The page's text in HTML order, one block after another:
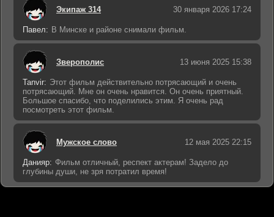
Экипаж 314 30 января 2026 17:24
Павел: В Минске и районе снимали фильм.
Зверополис 13 июня 2025 15:38
Tanvir: Этот фильм действительно потрясающий и очень
потрясающий. Мне он очень нравится. Он очень приятный.
Большое спасибо, что поделились этим. Я очень рад
посмотреть этот фильм.
Мужское слово 12 мая 2025 22:15
Данияр: Фильм отличный, респект актерам! Задело до
глубины души, не зря потратил время!